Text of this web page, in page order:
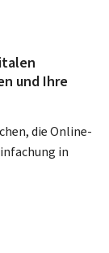
und Ihre
die Online-
in